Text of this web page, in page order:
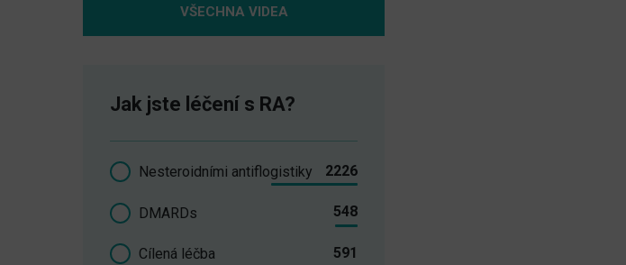
VŠECHNA VIDEA
Jak jste léčení s RA?
Nesteroidními antiflogistiky 2226
DMARDs 548
Cílená léčba 591